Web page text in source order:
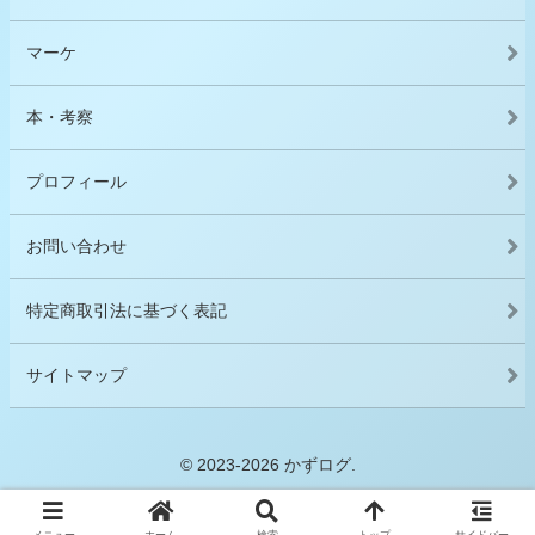
マーケ
本・考察
プロフィール
お問い合わせ
特定商取引法に基づく表記
サイトマップ
© 2023-2026 かずログ.